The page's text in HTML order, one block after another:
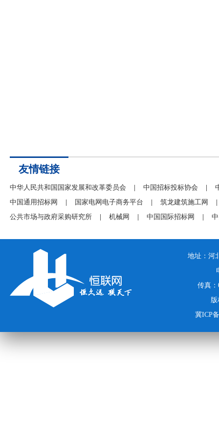
友情链接
中华人民共和国国家发展和改革委员会 中国招标投标协会
中国通用招标网
国家电网电子商务平台 筑龙建筑施工网
公共市场与政府采购研究所
机械网 中国国际招标网
地址：河
传真
冀ICP